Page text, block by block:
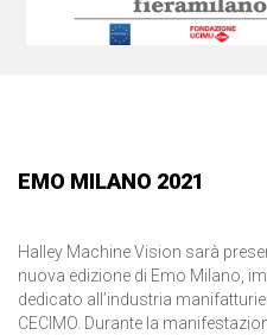
EMO MILANO 2021
Halley Machine Vision sarà
nuova edizione di Emo Milano,
dedicato all’industria
CECIMO. Durante la